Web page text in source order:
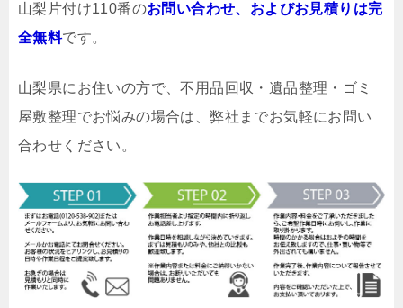
山梨片付け110番のお問い合わせ、およびお見積りは完
全無料です。
山梨県にお住いの方で、不用品回収・遺品整理・ゴミ
屋敷整理でお悩みの場合は、弊社までお気軽にお問い
合わせください。